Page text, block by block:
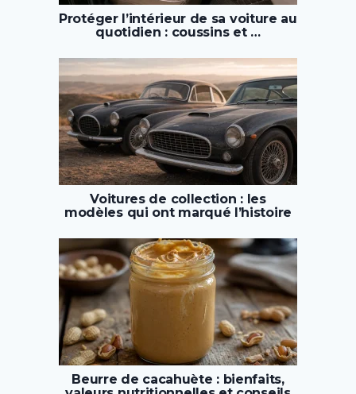
Protéger l’intérieur de sa voiture au
quotidien : coussins et …
Voitures de collection : les
modèles qui ont marqué l’histoire
Beurre de cacahuète : bienfaits,